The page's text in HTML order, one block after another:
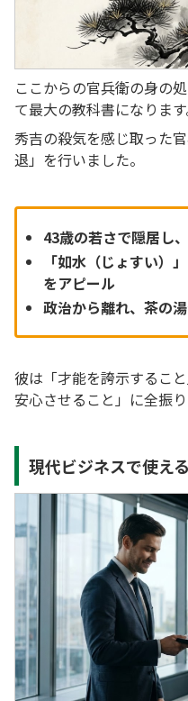
ここからの官兵衛の身の
て最大の教科書になります
秀吉の殺気を感じ取った
退」を行いました。
43歳の若さで隠居し
「如水（じょすい）
をアピール
政治から離れ、茶の
彼は「才能を誇示するこ
安心させること」に全振り
現代ビジネスで使え